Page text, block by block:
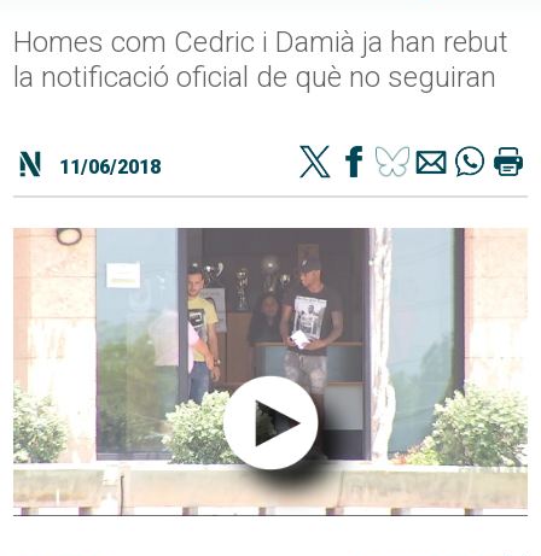
Homes com Cedric i Damià ja han rebut
la notificació oficial de què no seguiran
11/06/2018